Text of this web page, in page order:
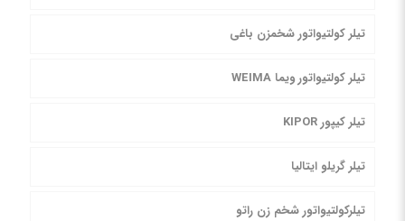
تیلر کولتیواتور شخمزن باغی
تیلر کولتیواتور ویما WEIMA
تیلر کیپور KIPOR
تیلر گریلو ایتالیا
تیلرکولتیواتور شخم زن راتو